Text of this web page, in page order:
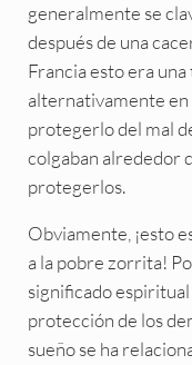
generalmente se
después de una
Francia esto era
alternativamente en
protegerlo del mal
colgaban alrededor
protegerlos.
Obviamente, ¡esto
a la pobre zorrita!
significado
protección de los
sueño se ha